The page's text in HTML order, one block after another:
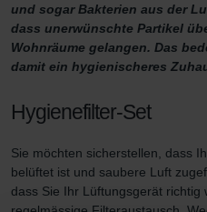
und sogar Bakterien aus der
dass unerwünschte Partikel
Wohnräume gelangen. Das
damit ein hygienischeres
Hygienefilter-Set
Sie möchten sicherstellen, dass
belüftet ist und saubere Luft
dass Sie Ihr Lüftungsgerät richtig